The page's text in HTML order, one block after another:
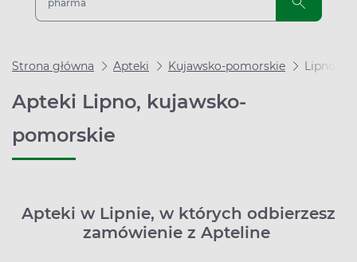
Strona główna Apteki Kujawsko-pomorskie Lipno
Apteki Lipno, kujawsko-
pomorskie
Apteki w Lipnie, w których odbierzesz
zamówienie z Apteline